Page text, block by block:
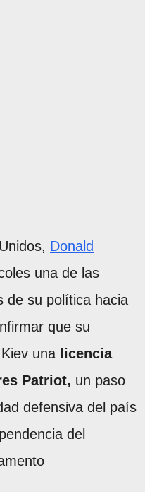
Donald
una de las
de su política hacia
que su
una licencia
Patriot, un paso
defensiva del país
del